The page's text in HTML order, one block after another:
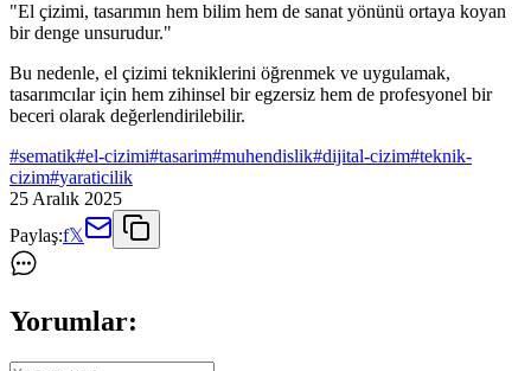
"El çizimi, tasarımın hem bilim hem de sanat yönünü ortaya koyan
bir denge unsurudur."
Bu nedenle, el çizimi tekniklerini öğrenmek ve uygulamak,
tasarımcılar için hem zihinsel bir egzersiz hem de profesyonel bir
beceri olarak değerlendirilebilir.
#sematik#el-cizimi#tasarim#muhendislik#dijital-cizim#teknik-
cizim#yaraticilik
25 Aralık 2025
Paylaş:f𝕏
Yorumlar: